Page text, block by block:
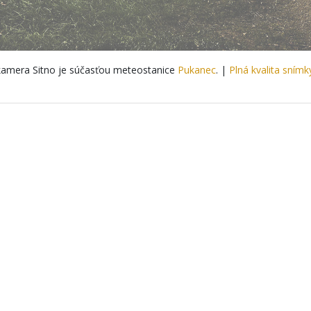
Sitno je súčasťou meteostanice Pukanec. | Plná kvalita